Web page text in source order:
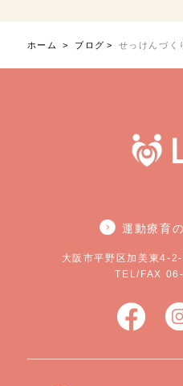
ホーム ブログ せっけんづく
運動療育
大阪市平野区加美東4-
TEL/FAX